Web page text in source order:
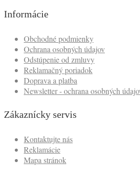
Informácie
Obchodné podmienky
Ochrana osobných údajov
Odstúpenie od zmluvy
Reklamačný poriadok
Doprava a platba
Newsletter - ochrana osobných
Zákaznícky servis
Kontaktujte nás
Reklamácie
Mapa stránok